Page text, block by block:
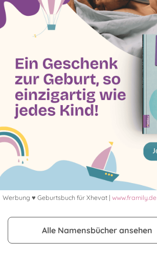
Werbung ♥ Geburtsbuch für Xhevat | www.framily.de
Alle Namensbücher ansehen